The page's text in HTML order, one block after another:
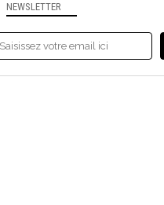
NEWSLETTER